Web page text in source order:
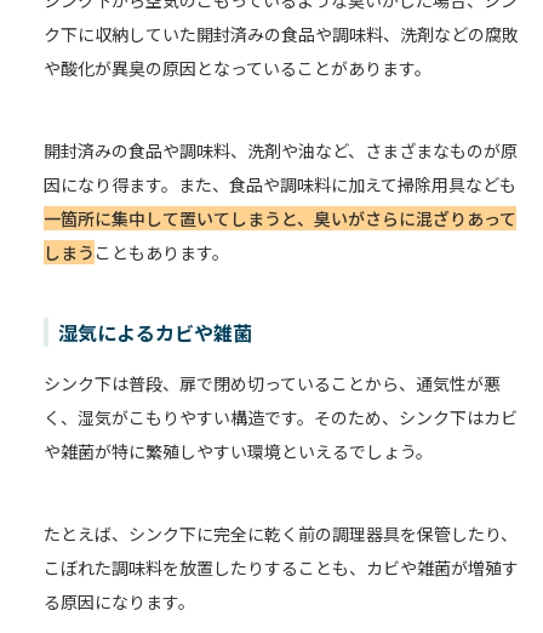
ク下に収納していた開封済みの食品や調味料、洗剤などの腐敗
や酸化が異臭の原因となっていることがあります。
開封済みの食品や調味料、洗剤や油など、さまざまなものが原
因になり得ます。また、食品や調味料に加えて掃除用具なども
一箇所に集中して置いてしまうと、臭いがさらに混ざりあって
しまう こともあります。
湿気によるカビや雑菌
シンク下は普段、扉で閉め切っていることから、通気性が悪
く、湿気がこもりやすい構造です。そのため、シンク下はカビ
や雑菌が特に繁殖しやすい環境といえるでしょう。
たとえば、シンク下に完全に乾く前の調理器具を保管したり、
こぼれた調味料を放置したりすることも、カビや雑菌が増殖す
る原因になります。